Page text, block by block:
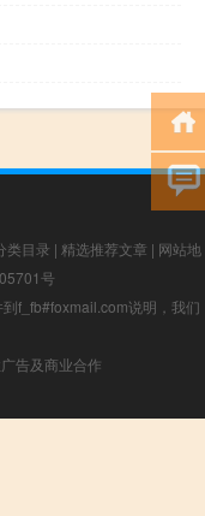
类目录 | 精选推荐文章 | 网站地
号
f_fb#foxmail.com说明，我们
告及商业合作